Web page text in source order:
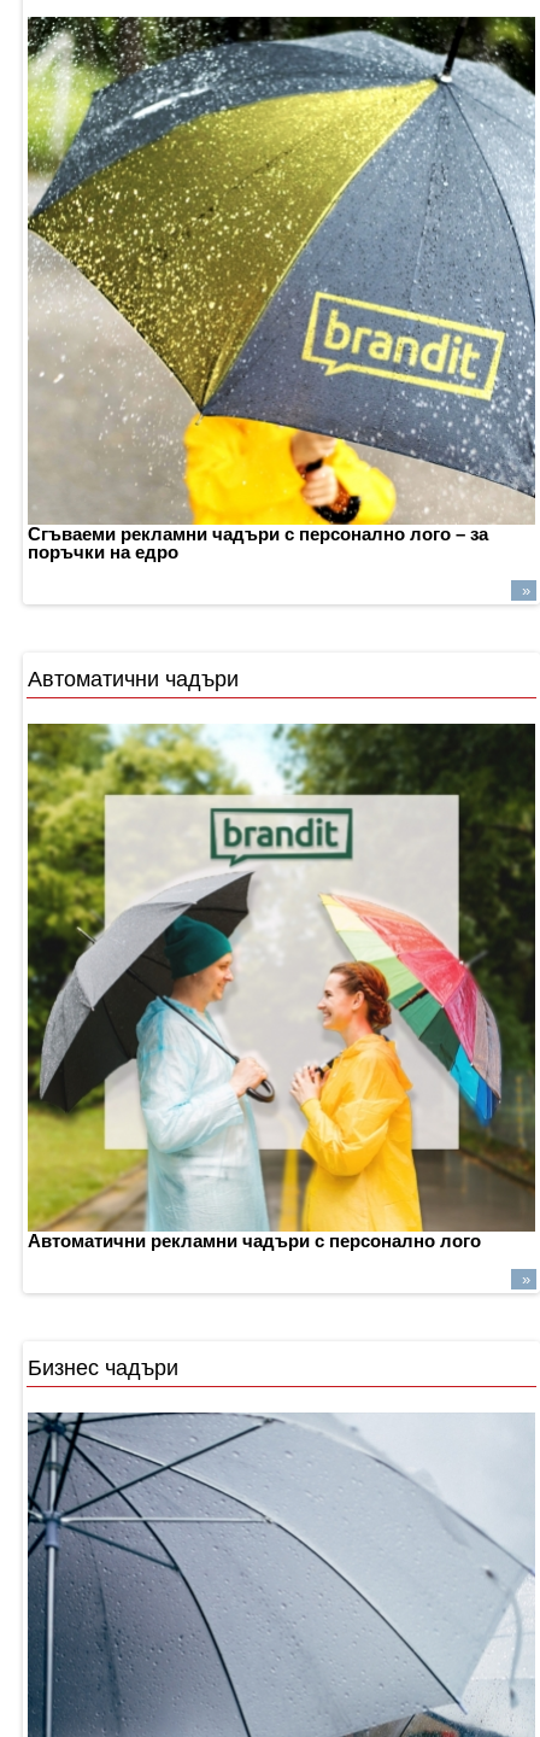
Сгъваеми рекламничадърис персоналнолого –за
поръчки наедро
»
Автоматични чадъри
Автоматични рекламничадърис персоналнолого
»
Бизнес чадъри